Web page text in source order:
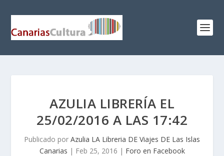
AZULIA LIBRERÍA EL
25/02/2016 A LAS 17:42
Publicado por Azulia LA Libreria DE Viajes DE Las Islas
Canarias | Feb 25, 2016 | Foro en Facebook